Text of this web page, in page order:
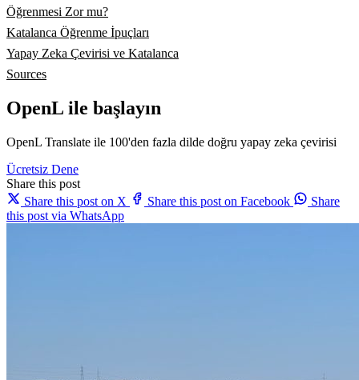
Öğrenmesi Zor mu?
Katalanca Öğrenme İpuçları
Yapay Zeka Çevirisi ve Katalanca
Sources
OpenL ile başlayın
OpenL Translate ile 100'den fazla dilde doğru yapay zeka çevirisi
Ücretsiz Dene
Share this post
Share this post on X
Share this post on Facebook
Share
this post via WhatsApp